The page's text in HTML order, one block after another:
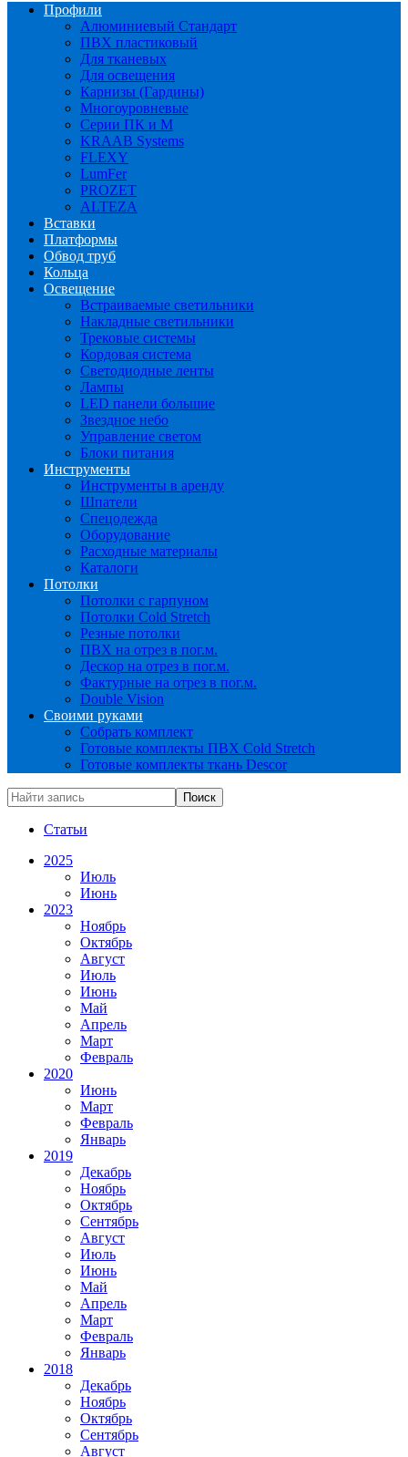
Профили
Алюминиевый Стандарт
ПВХ пластиковый
Для тканевых
Для освещения
Карнизы (Гардины)
Многоуровневые
Серии ПК и М
KRAAB Systems
FLEXY
LumFer
PROZET
ALTEZA
Вставки
Платформы
Обвод труб
Кольца
Освещение
Встраиваемые светильники
Накладные светильники
Трековые системы
Кордовая система
Светодиодные ленты
Лампы
LED панели большие
Звездное небо
Управление светом
Блоки питания
Инструменты
Инструменты в аренду
Шпатели
Спецодежда
Оборудование
Расходные материалы
Каталоги
Потолки
Потолки с гарпуном
Потолки Cold Stretch
Резные потолки
ПВХ на отрез в пог.м.
Дескор на отрез в пог.м.
Фактурные на отрез в пог.м.
Double Vision
Своими руками
Собрать комплект
Готовые комплекты ПВХ Cold Stretch
Готовые комплекты ткань Descor
Статьи
2025
Июль
Июнь
2023
Ноябрь
Октябрь
Август
Июль
Июнь
Май
Апрель
Март
Февраль
2020
Июнь
Март
Февраль
Январь
2019
Декабрь
Ноябрь
Октябрь
Сентябрь
Август
Июль
Июнь
Май
Апрель
Март
Февраль
Январь
2018
Декабрь
Ноябрь
Октябрь
Сентябрь
Август